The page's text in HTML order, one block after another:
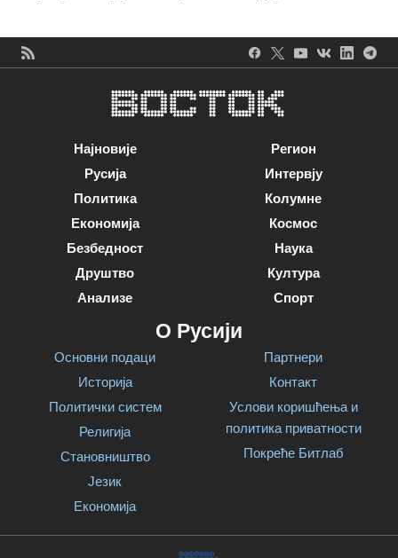
Најновије
Русија
Политика
Економија
Безбедност
Друштво
Анализе
Регион
Интервју
Колумне
Космос
Наука
Култура
Спорт
О Русији
Основни подаци
Историја
Политички систем
Религија
Становништво
Језик
Економија
Партнери
Контакт
Услови коришћења и
политика приватности
Покреће Битлаб